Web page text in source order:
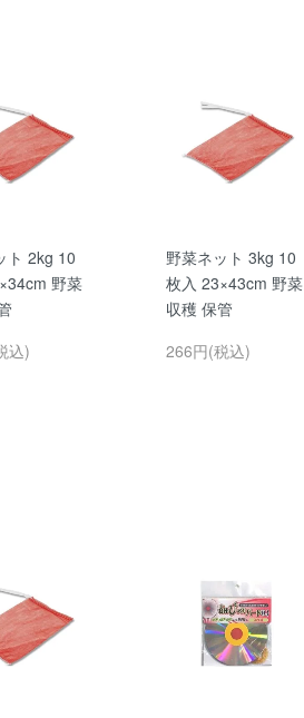
ト 2kg 10
野菜
込)
野菜ネット 3kg 10
枚入 23×43cm 野菜
収穫 保管
266円(税込)